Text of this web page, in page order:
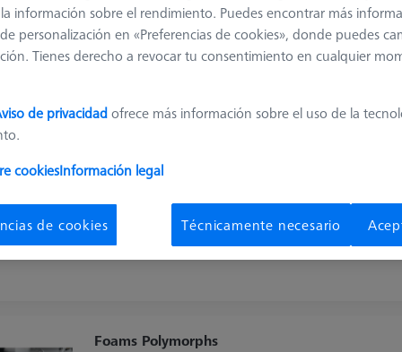
Clasificar
626140-9312-010
Machine
800, METROTOM 1500, VoluMax
9 titan, BOSELLO MAX
Foams Polymorphs
información sobre el rendimiento. Puedes encontrar más
personalización en «Preferencias de cookies», donde puedes
Tienes derecho a revocar tu consentimiento en cualquier
de privacidadofrece más información sobre el uso de la
cookiesInformación legal
de cookies Técnicamente necesario